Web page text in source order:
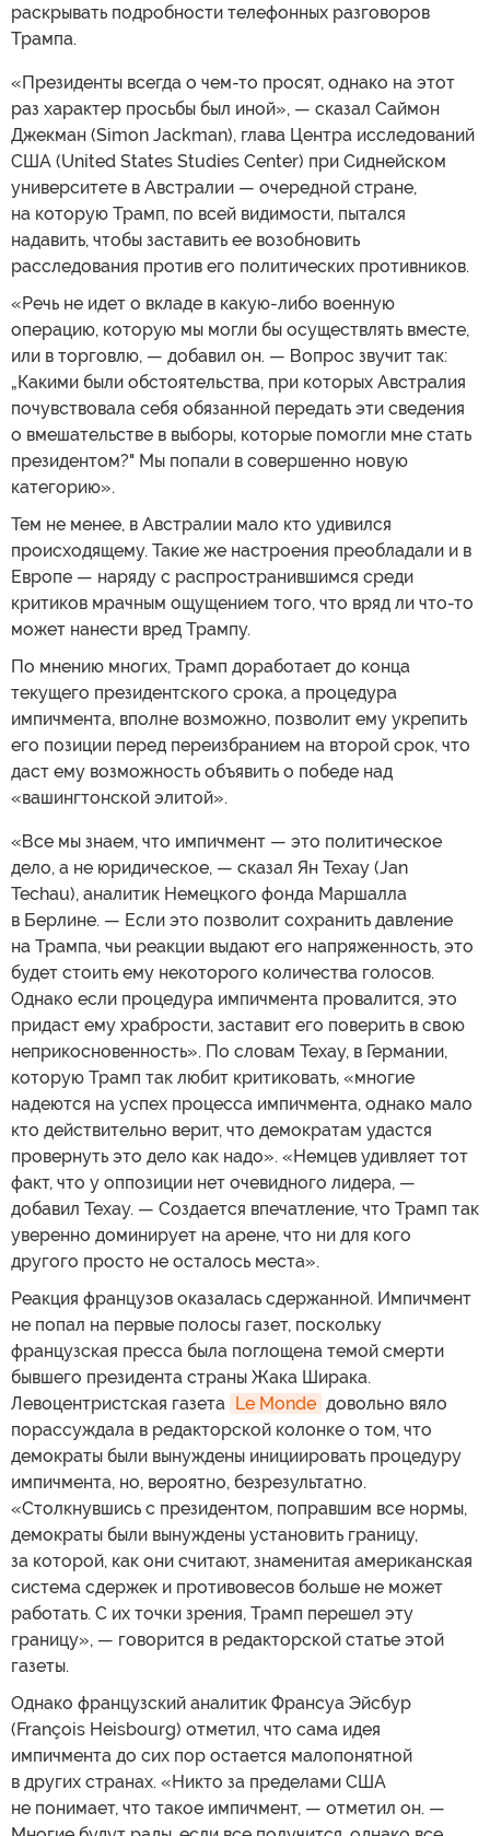
раскрывать подробности телефонных разговоров
Трампа.
«Президенты всегда о чем-то просят, однако на этот
раз характер просьбы был иной», — сказал Саймон
Джекман (Simon Jackman), глава Центра исследований
США (United States Studies Center) при Сиднейском
университете в Австралии — очередной стране,
на которую Трамп, по всей видимости, пытался
надавить, чтобы заставить ее возобновить
расследования против его политических противников.
«Речь не идет о вкладе в какую-либо военную
операцию, которую мы могли бы осуществлять вместе,
или в торговлю, — добавил он. — Вопрос звучит так:
„Какими были обстоятельства, при которых Австралия
почувствовала себя обязанной передать эти сведения
о вмешательстве в выборы, которые помогли мне стать
президентом?" Мы попали в совершенно новую
категорию».
Тем не менее, в Австралии мало кто удивился
происходящему. Такие же настроения преобладали и в
Европе — наряду с распространившимся среди
критиков мрачным ощущением того, что вряд ли что-то
может нанести вред Трампу.
По мнению многих, Трамп доработает до конца
текущего президентского срока, а процедура
импичмента, вполне возможно, позволит ему укрепить
его позиции перед переизбранием на второй срок, что
даст ему возможность объявить о победе над
«вашингтонской элитой».
«Все мы знаем, что импичмент — это политическое
дело, а не юридическое, — сказал Ян Техау (Jan
Techau), аналитик Немецкого фонда Маршалла
в Берлине. — Если это позволит сохранить давление
на Трампа, чьи реакции выдают его напряженность, это
будет стоить ему некоторого количества голосов.
Однако если процедура импичмента провалится, это
придаст ему храбрости, заставит его поверить в свою
неприкосновенность». По словам Техау, в Германии,
которую Трамп так любит критиковать, «многие
надеются на успех процесса импичмента, однако мало
кто действительно верит, что демократам удастся
провернуть это дело как надо». «Немцев удивляет тот
факт, что у оппозиции нет очевидного лидера, —
добавил Техау. — Создается впечатление, что Трамп так
уверенно доминирует на арене, что ни для кого
другого просто не осталось места».
Реакция французов оказалась сдержанной. Импичмент
не попал на первые полосы газет, поскольку
французская пресса была поглощена темой смерти
бывшего президента страны Жака Ширака.
Левоцентристская газета Le Monde довольно вяло
порассуждала в редакторской колонке о том, что
демократы были вынуждены инициировать процедуру
импичмента, но, вероятно, безрезультатно.
«Столкнувшись с президентом, поправшим все нормы,
демократы были вынуждены установить границу,
за которой, как они считают, знаменитая американская
система сдержек и противовесов больше не может
работать. С их точки зрения, Трамп перешел эту
границу», — говорится в редакторской статье этой
газеты.
Однако французский аналитик Франсуа Эйсбур
(François Heisbourg) отметил, что сама идея
импичмента до сих пор остается малопонятной
в других странах. «Никто за пределами США
не понимает, что такое импичмент, — отметил он. —